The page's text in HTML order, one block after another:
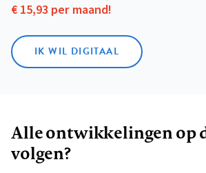
€ 15,93 per maand!
IK WIL DIGITAAL
Alle ontwikkelingen op
volgen?